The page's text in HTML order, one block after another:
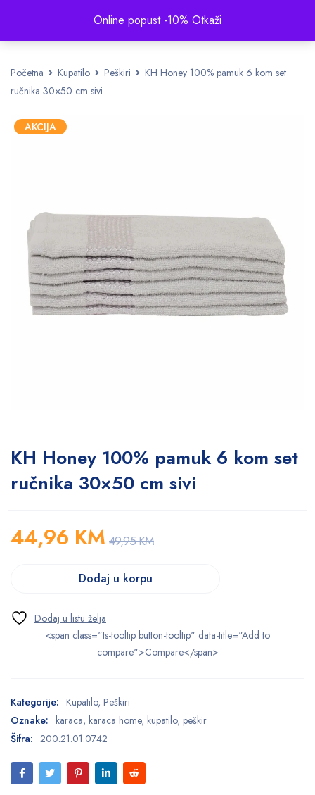
Online popust -10% Otkaži
Početna Kupatilo Peškiri
KH Honey 100% pamuk 6 kom set
ručnika 30×50 cm sivi
AKCIJA
KH Honey 100% pamuk 6 kom set
ručnika 30×50 cm sivi
49,95KM
44,96 KM
Dodaj u korpu
<span class="ts-tooltip button-tooltip" data-title="Add to
compare">Compare</span>
Kategorije: Kupatilo, Peškiri
Oznake: karaca, karaca home, kupatilo, peškir
Šifra: 200.21.01.0742